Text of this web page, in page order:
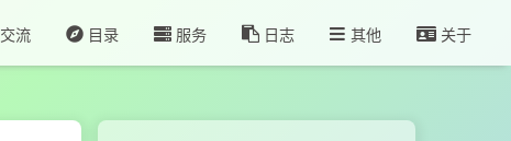
交流 目录 服务 日志 其他 关于